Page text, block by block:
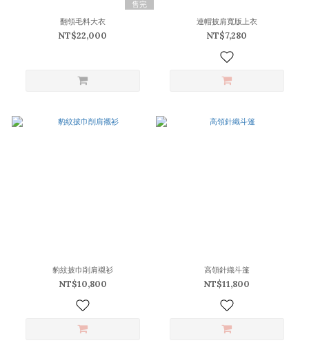
售完
翻領毛料大衣
NT$22,000
連帽披肩寬版上衣
NT$7,280
豹紋披巾削肩襯衫
NT$10,800
高領針織斗篷
NT$11,800